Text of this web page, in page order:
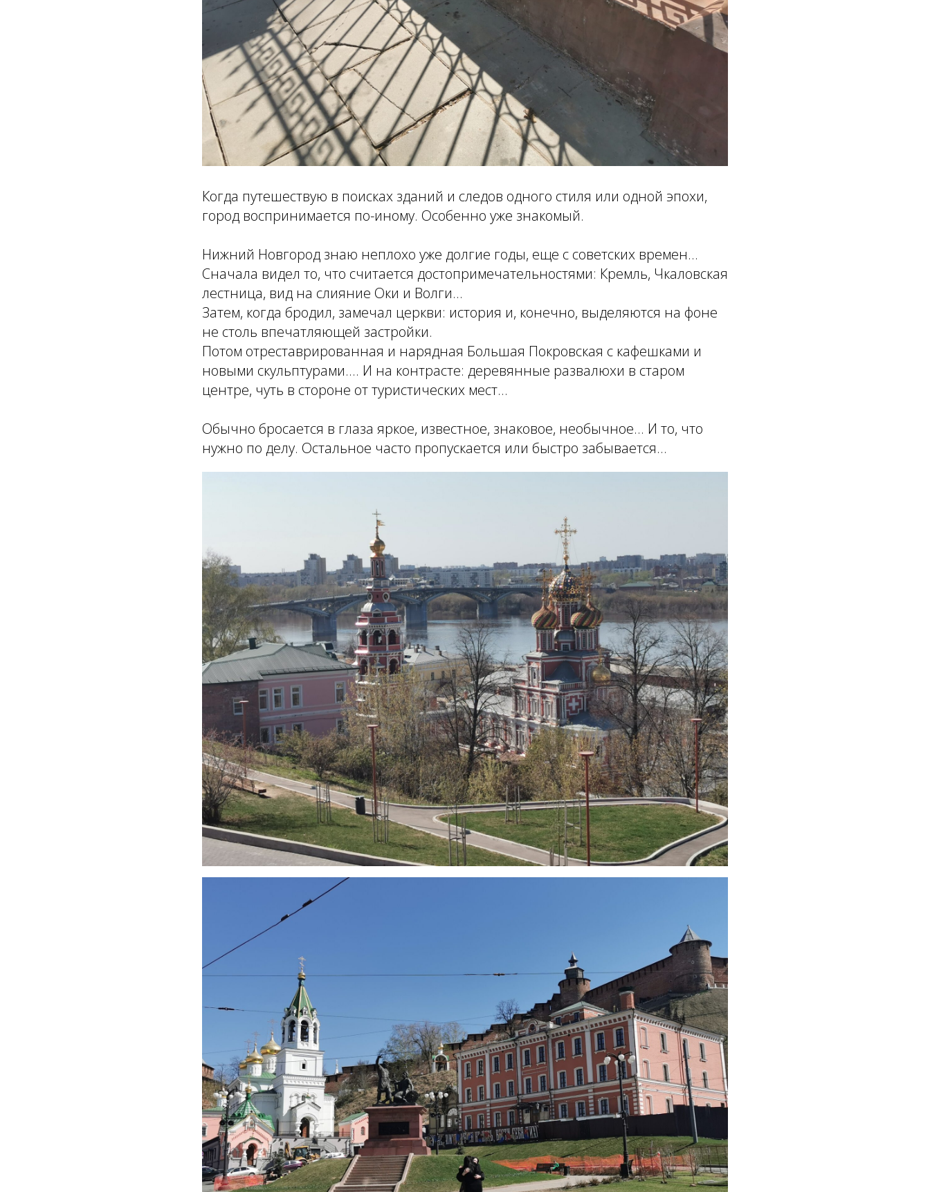
Когда путешествую в поисках зданий и следов одного стиля или одной эпохи,
город воспринимается по-иному. Особенно уже знакомый.
Нижний Новгород знаю неплохо уже долгие годы, еще с советских времен...
Сначала видел то, что считается достопримечательностями: Кремль, Чкаловская
лестница, вид на слияние Оки и Волги...
Затем, когда бродил, замечал церкви: история и, конечно, выделяются на фоне
не столь впечатляющей застройки.
Потом отреставрированная и нарядная Большая Покровская с кафешками и
новыми скульптурами.... И на контрасте: деревянные развалюхи в старом
центре, чуть в стороне от туристических мест...
Обычно бросается в глаза яркое, известное, знаковое, необычное... И то, что
нужно по делу. Остальное часто пропускается или быстро забывается...